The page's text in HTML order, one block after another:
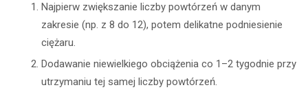
Najpierw zwiększanie liczby powtórzeń w danym
zakresie (np. z 8 do 12), potem delikatne podniesienie
ciężaru.
Dodawanie niewielkiego obciążenia co 1–2 tygodnie przy
utrzymaniu tej samej liczby powtórzeń.